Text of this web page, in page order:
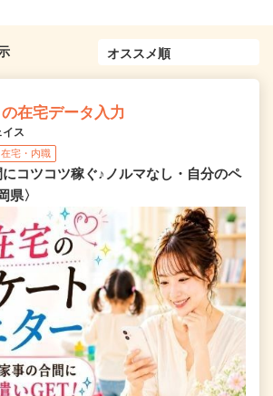
在宅データ入力
ス
在宅・内職
コツコツ稼ぐ♪ノルマなし・自分のペ
県〉